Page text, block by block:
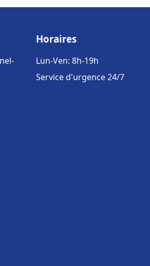
Horaires
Lun-Ven: 8h-19h
Service d'urgence 24/7